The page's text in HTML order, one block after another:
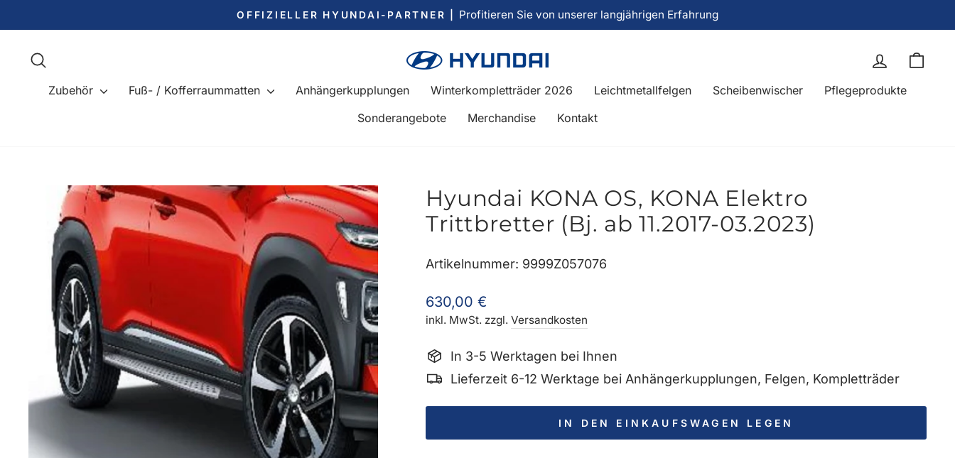
zum
Pause
Diashow
OFFIZIELLER HYUNDAI-PARTNER | Profitieren Sie von unserer langjährigen Erfahrung
Einloggen
Zubehör Fuß- / Kofferraummatten Anhängerkupplungen Winterkompletträder 2026 Leichtmetallfelgen Scheibenwischer
Pflegeprodukte
Sonderangebote
Merchandise Kontakt
Hyundai KONA OS, KONA Elektro
Trittbretter (Bj. ab 11.2017-03.2023)
Artikelnummer: 9999Z057076
Normaler
Preis
630,00 €
inkl. MwSt. zzgl.Versandkosten
In 3-5 Werktagen bei Ihnen
Lieferzeit 6-12 Werktage bei Anhängerkupplungen, Felgen, Kompletträder
IN DEN EINKAUFSWAGEN LEGEN